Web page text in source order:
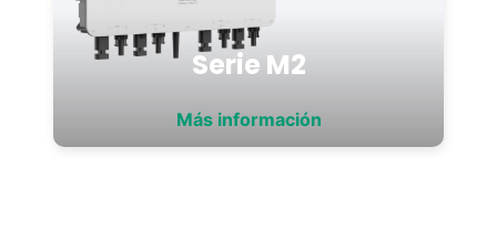
Serie M2
Más información